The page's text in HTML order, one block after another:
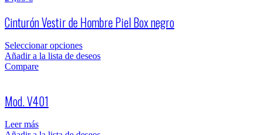
Cinturón Vestir de Hombre Piel Box negro
Seleccionar opciones
Añadir a la lista de deseos
Compare
Mod. V401
Leer más